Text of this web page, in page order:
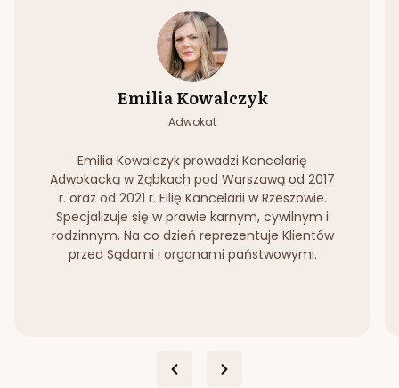
Emilia Kowalczyk
Adwokat
Emilia Kowalczyk prowadzi Kancelarię
Adwokacką w Ząbkach pod Warszawą od 2017
r. oraz od 2021 r. Filię Kancelarii w Rzeszowie.
Specjalizuje się w prawie karnym, cywilnym i
rodzinnym. Na co dzień reprezentuje Klientów
przed Sądami i organami państwowymi.